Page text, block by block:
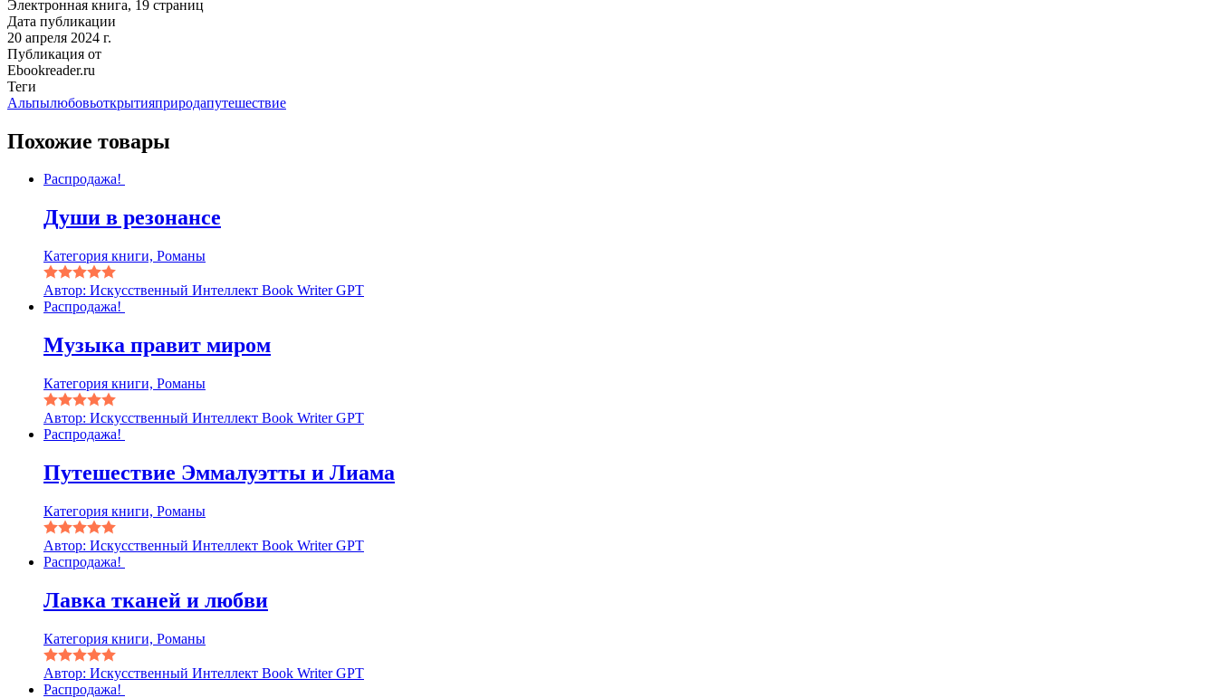
Электронная книга, 19 страниц
Дата публикации
20 апреля 2024 г.
Публикация от
Ebookreader.ru
Теги
Альпылюбовьоткрытияприродапутешествие
Похожие товары
Распродажа!
Души в резонансе
Категория книги, Романы
Автор: Искусственный Интеллект Book Writer GPT
Распродажа!
Музыка правит миром
Категория книги, Романы
Автор: Искусственный Интеллект Book Writer GPT
Распродажа!
Путешествие Эммалуэтты и Лиама
Категория книги, Романы
Автор: Искусственный Интеллект Book Writer GPT
Распродажа!
Лавка тканей и любви
Категория книги, Романы
Автор: Искусственный Интеллект Book Writer GPT
Распродажа!